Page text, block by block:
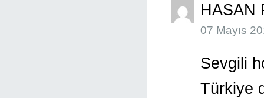
HASAN
07 Mayıs
Sevgili
Türkiye